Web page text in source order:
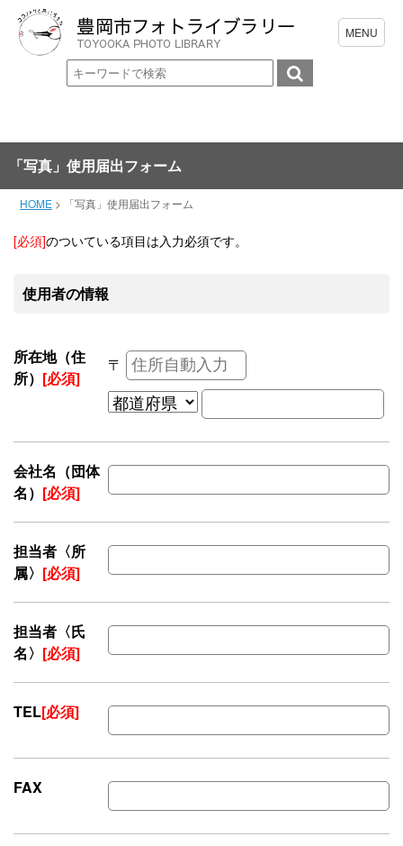
「写真」使用届出フォーム
HOME > 「写真」使用届出フォーム
[必須]のついている項目は入力必須です。
使用者の情報
所在地（住
所） [必須]
〒
会社名（団体
名） [必須]
担当者〈所
属〉 [必須]
担当者〈氏
名〉 [必須]
TEL[必須]
FAX